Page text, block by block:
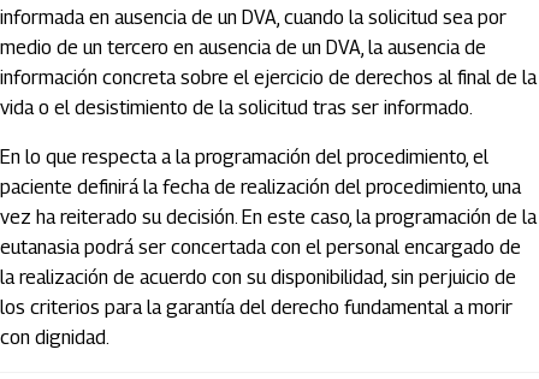
informada en ausencia de un DVA, cuando la solicitud sea por
medio de un tercero en ausencia de un DVA, la ausencia de
información concreta sobre el ejercicio de derechos al final de la
vida o el desistimiento de la solicitud tras ser informado.
En lo que respecta a la programación del procedimiento, el
paciente definirá la fecha de realización del procedimiento, una
vez ha reiterado su decisión. En este caso, la programación de la
eutanasia podrá ser concertada con el personal encargado de
la realización de acuerdo con su disponibilidad, sin perjuicio de
los criterios para la garantía del derecho fundamental a morir
con dignidad.